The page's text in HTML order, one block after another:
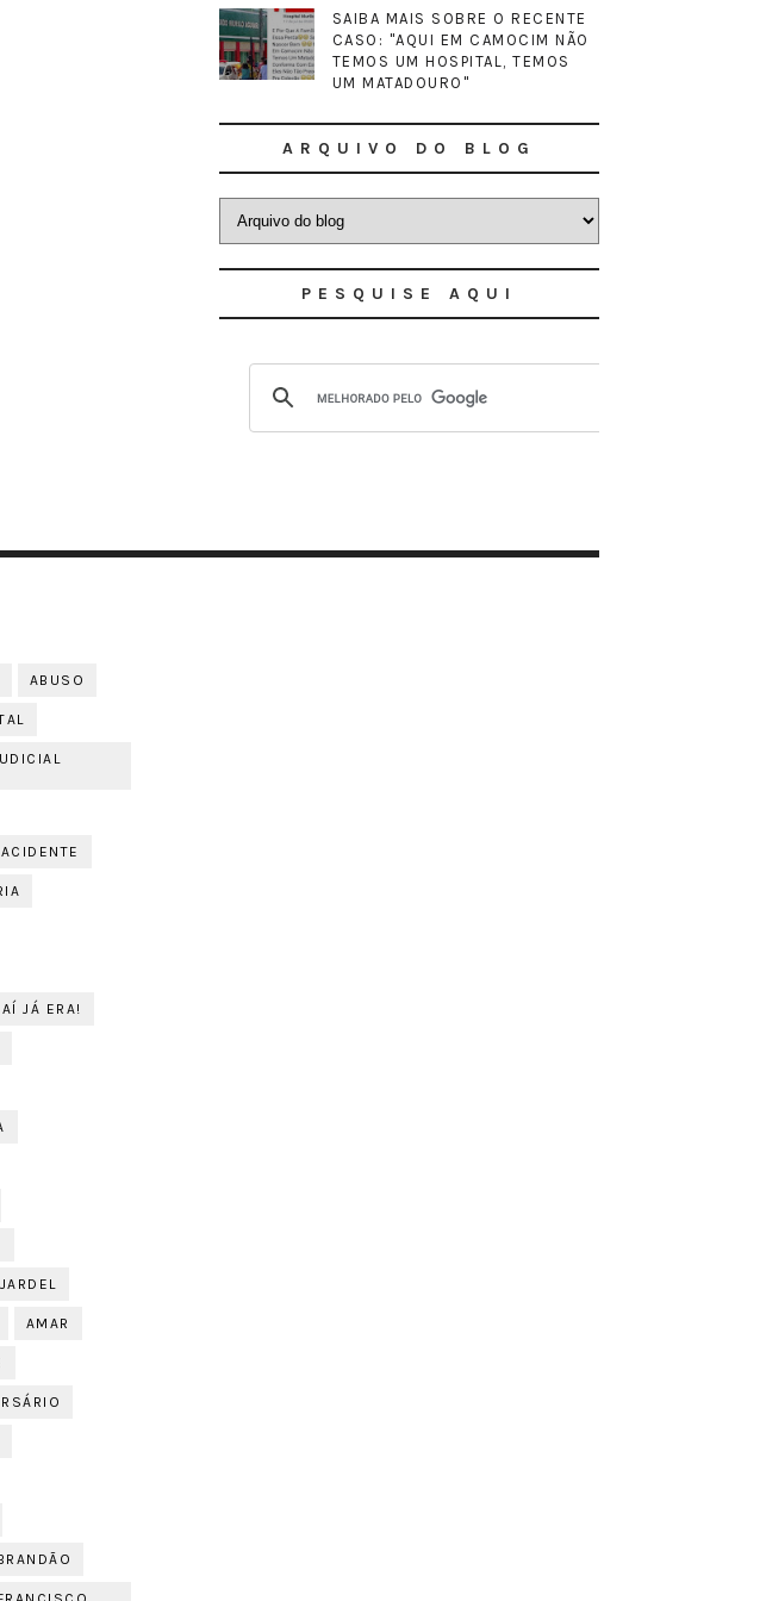
SAIBA MAIS SOBRE O RECENTE
CASO: "AQUI EM CAMOCIM NÃO
TEMOS UM HOSPITAL, TEMOS
UM MATADOURO"
ARQUIVO DO BLOG
PESQUISE AQUI
ABUSO
ACIDENTE
AÍ JÁ ERA!
AMAR